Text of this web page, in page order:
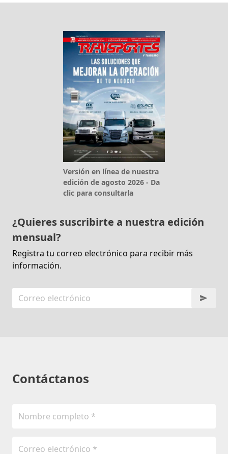
Versión en línea de nuestra
edición de agosto 2026 - Da
clic para consultarla
¿Quieres suscribirte a nuestra edición
mensual?
Registra tu correo electrónico para recibir más
información.
Contáctanos